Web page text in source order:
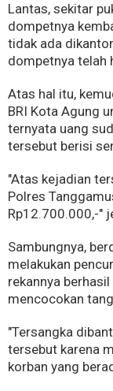
Lantas, sekitar
dompetnya
tidak ada
dompetnya telah
Atas hal itu,
BRI Kota Agung
ternyata uang
tersebut berisi
"Atas kejadian
Polres
Rp12.700.000,-"
Sambungnya,
melakukan
rekannya
mencocokan
"Tersangka
tersebut karena
korban yang